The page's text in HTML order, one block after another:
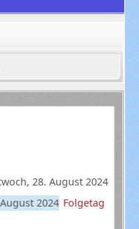
28. August 2024
2024 Folgetag